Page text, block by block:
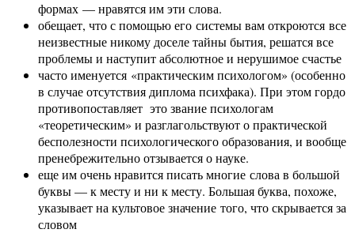
формах — нравятся им эти слова.
обещает, что с помощью его системы вам откроются все
неизвестные никому доселе тайны бытия, решатся все
проблемы и наступит абсолютное и нерушимое счастье
часто именуется «практическим психологом» (особенно
в случае отсутствия диплома психфака). При этом гордо
противопоставляет это звание психологам
«теоретическим» и разглагольствуют о практической
бесполезности психологического образования, и вообще
пренебрежительно отзывается о науке.
еще им очень нравится писать многие слова в большой
буквы — к месту и ни к месту. Большая буква, похоже,
указывает на культовое значение того, что скрывается за
словом